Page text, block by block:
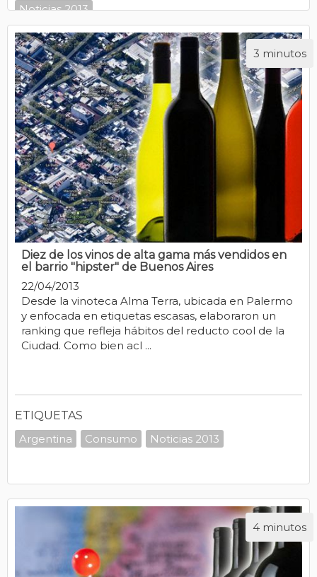
Noticias 2013
3 minutos
Diez de los vinos de alta gama más vendidos en
el barrio "hipster" de Buenos Aires
22/04/2013
Desde la vinoteca Alma Terra, ubicada en Palermo
y enfocada en etiquetas escasas, elaboraron un
ranking que refleja hábitos del reducto cool de la
Ciudad. Como bien acl ...
ETIQUETAS
Argentina
Consumo Noticias 2013
4 minutos